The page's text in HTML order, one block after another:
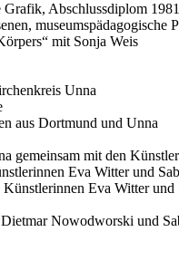
Abschlussdiplom 1981
museumspädagogische
mit Sonja Weis
Unna
aus Dortmund und Unna
mit den
Eva Witter und
Eva Witter
Nowodworski und